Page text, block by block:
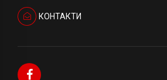
КОНТАКТИ